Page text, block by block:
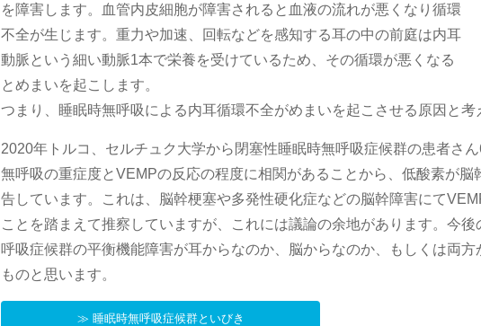
を障害します。血管内皮細胞が障害されると血液の流れが悪くなり循環
不全が生じます。重力や加速、回転などを感知する耳の中の前庭は内耳
動脈という細い動脈1本で栄養を受けているため、その循環が悪くなる
とめまいを起こします。
つまり、睡眠時無呼吸による内耳循環不全がめまいを起こさせる原因と考
2020年トルコ、セルチュク大学から閉塞性睡眠時無呼吸症候群の患者さん
無呼吸の重症度とVEMPの反応の程度に相関があることから、低酸素が脳
告しています。これは、脳幹梗塞や多発性硬化症などの脳幹障害にて
ことを踏まえて推察していますが、これには議論の余地があります。今
呼吸症候群の平衡機能障害が耳からなのか、脳からなのか、もしくは両方
ものと思います。
≫ 睡眠時無呼吸症候群といびき